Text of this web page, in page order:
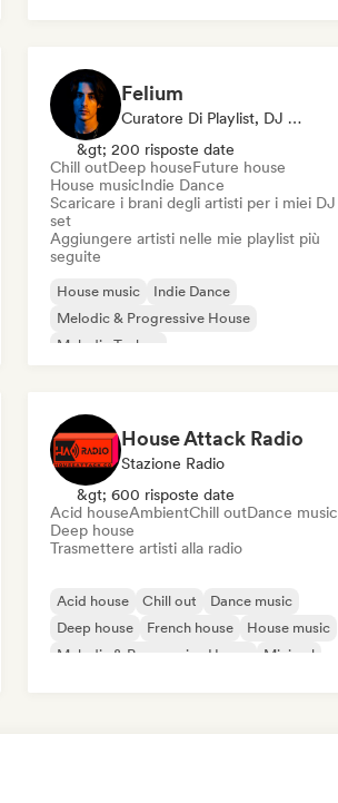
Felium
Curatore Di Playlist, DJ Selezionato
&gt; 200 risposte date
Chill outDeep houseFuture house
House musicIndie Dance
Scaricare i brani degli artisti per i miei DJ
set
Aggiungere artisti nelle mie playlist più
seguite
House music
Indie Dance
Melodic & Progressive House
Melodic Techno
House Attack Radio
Stazione Radio
&gt; 600 risposte date
Acid houseAmbientChill outDance music
Deep house
Trasmettere artisti alla radio
Acid house Chill out
Dance music
Deep house
French house
House music
Melodic & Progressive House
Minimal